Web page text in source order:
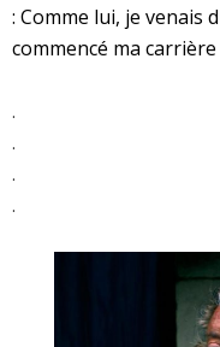
: Comme lui, je venais
commencé ma
.
.
.
.